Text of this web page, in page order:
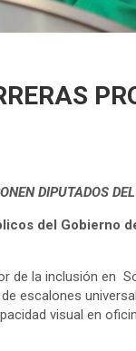
DIPUTADOS
del Gobierno
de la inclusión en
escalones
visual en